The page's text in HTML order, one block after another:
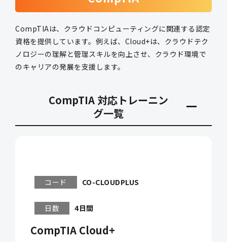
CompTIAは、クラウドコンピューティングに関連する認定
資格を提供しています。例えば、Cloud+は、クラウドテク
ノロジーの理解と管理スキルを向上させ、クラウド環境で
のキャリアの発展を支援します。
CompTIA 対応トレーニン
グ一覧
コード CO-CLOUDPLUS
日数 4日間
CompTIA Cloud+